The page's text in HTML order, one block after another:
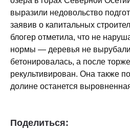
выразили недовольство
заявив о капитальных
блогер отметила, что не
нормы — деревья не
бетонировалась, а после
рекультивирован. Она также
долине останется
Поделиться: